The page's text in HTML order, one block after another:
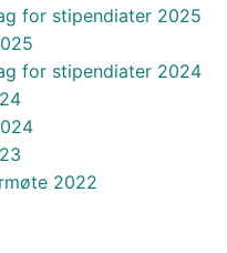
for stipendiater 2025
for stipendiater 2024
2022